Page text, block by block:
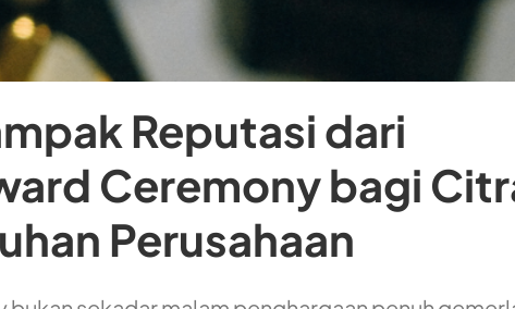
Reputasi dari
Ceremony bagi
Perusahaan